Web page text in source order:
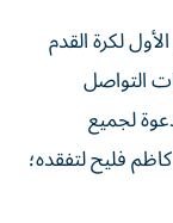
لكرة القدم
التواصل
لجميع
فليح لتفقده؛